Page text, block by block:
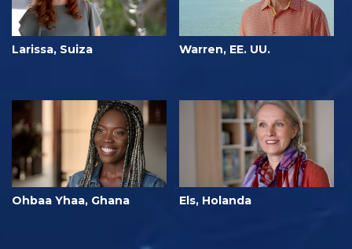
Larissa, Suiza Warren, EE. UU.
Ohbaa Yhaa, Ghana Els, Holanda